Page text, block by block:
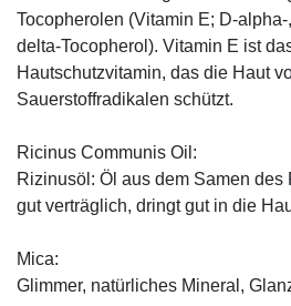
Tocopherolen (Vitamin E; D-
delta-Tocopherol). Vitamin E ist
Hautschutzvitamin, das die Haut
Sauerstoffradikalen schützt.
Ricinus Communis Oil:
Rizinusöl: Öl aus dem Samen
gut verträglich, dringt gut in die
Mica:
Glimmer, natürliches Mineral,